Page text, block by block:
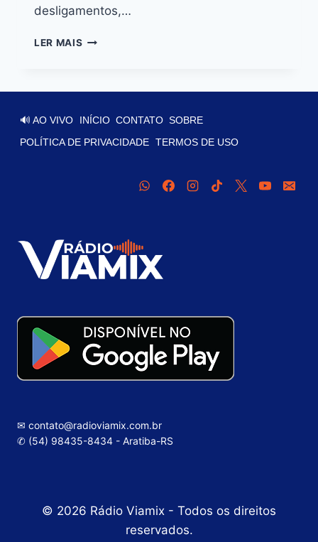
desligamentos,…
LER MAIS
🔊 AO VIVO INÍCIO CONTATO SOBRE
POLÍTICA DE PRIVACIDADE TERMOS DE USO
✉ contato@radioviamix.com.br
✆ (54) 98435-8434 - Aratiba-RS
© 2026 Rádio Viamix - Todos os direitos
reservados.